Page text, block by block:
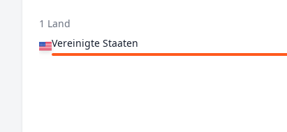
1 Land
Vereinigte Staaten